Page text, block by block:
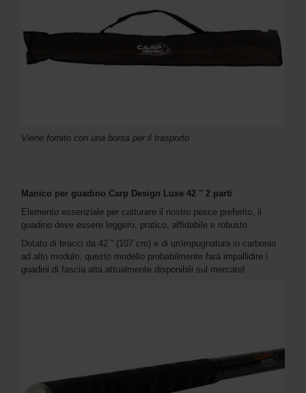
Viene fornito con una borsa per il trasporto
Manico per guadino Carp Design Luxe 42 '' 2 parti
Elemento essenziale per catturare il nostro pesce preferito, il
guadino deve essere leggero, pratico, affidabile e robusto.
Dotato di bracci da 42 '' (107 cm) e di un'impugnatura in carbonio
ad alto modulo, questo modello probabilmente farà impallidire i
guadini di fascia alta attualmente disponibili sul mercato!